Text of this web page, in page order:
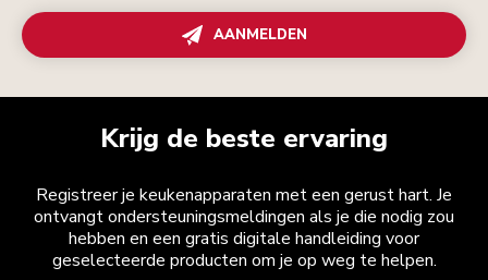
AANMELDEN
Krijg de beste ervaring
Registreer je keukenapparaten met een gerust hart. Je
ontvangt ondersteuningsmeldingen als je die nodig zou
hebben en een gratis digitale handleiding voor
geselecteerde producten om je op weg te helpen.